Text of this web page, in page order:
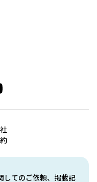
してのご依頼、掲載記